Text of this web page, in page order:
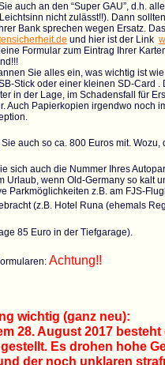
auch an den “Super GAU”, d.h.
nicht zulässt!!). Dann
Bank sprechen wegen Ersatz.
und hier ist der Link
Formular zum Eintrag Ihrer
Sie alles ein, was wichtig ist
Stick oder einer kleinen SD-Card
in der Lage, im Schadensfall für
Auch Papierkopien irgendwo noch
auch so ca. 800 Euros mit.
sich auch die Nummer Ihres
Urlaub, wenn Old-Germany so kalt
Parkmöglichkeiten z.B. am FJS-
(z.B. Hotel Runa (ehemals
85 Euro in der Tiefgarage).
Achtung!!
wichtig (ganz neu):
28. August 2017
Es drohen hohe
der noch unklaren